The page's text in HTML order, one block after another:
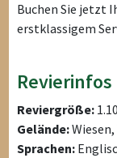
Buchen Sie jetzt
erstklassigem
Revierinfos
Reviergröße:
Gelände:
Sprachen: